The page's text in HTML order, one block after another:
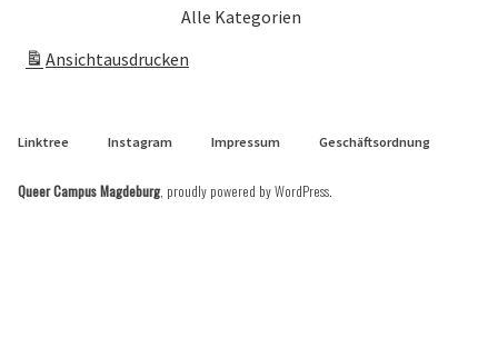
Alle Kategorien
Ansichtausdrucken
Linktree Instagram Impressum Geschäftsordnung
Queer Campus Magdeburg, proudly powered by WordPress.